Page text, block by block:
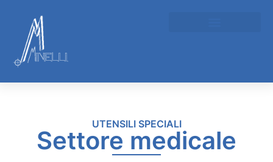
UTENSILI SPECIALI
Settore medicale